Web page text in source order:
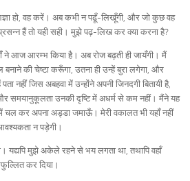
हो, वह करें। अब कभी न पढूँ-लिखूँगी, और जो कुछ वह
हैं तो यही सही। मुझे पढ़-लिख कर क्या करना है?
ने आज आरम्भ किया है। अब रोज बढ़ती ही जायँगी। मैं
बनाने की चेष्टा करूँगा, उतना ही उन्हें बुरा लगेगा, और
नहीं जिस अबहवा में उन्होंने अपनी जिनदगी बितायी है,
और समयानुकूलता उनकी दृष्टि में अधर्म से कम नहीं। मैंने यह
चल कर अपना अड्डा जमाऊँ। मेरी वकालत भी यहाँ नहीं
न पड़ेगी।
यद्यपि मुझे अकेले रहने से भय लगता था, तथापि वहाँ
कर दिया।